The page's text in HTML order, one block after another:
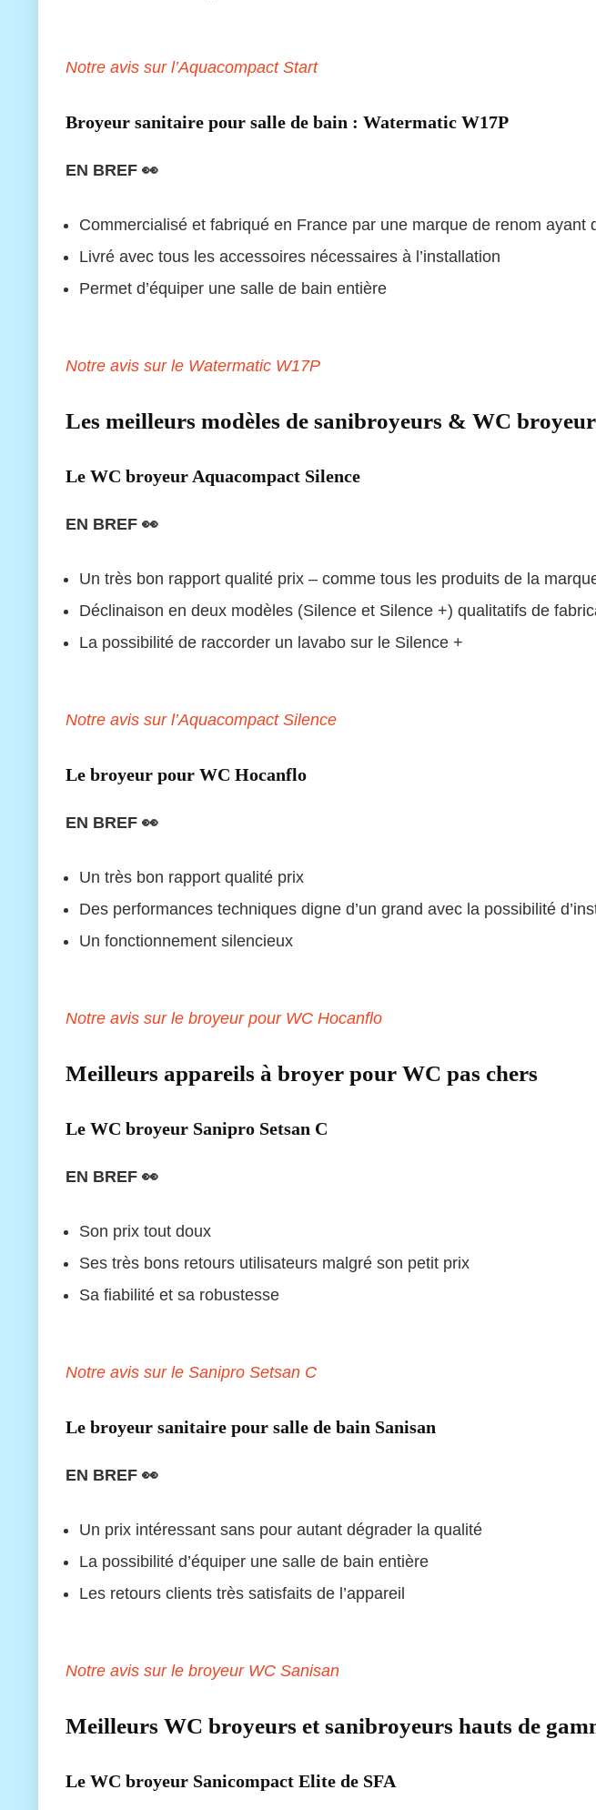
Notre avis sur l’Aquacompact Start
Broyeur sanitaire pour salle de bain : Watermatic W17P
EN BREF 👀
Commercialisé et fabriqué en France par une marque de renom
Livré avec tous les accessoires nécessaires à l’installation
Permet d’équiper une salle de bain entière
Notre avis sur le Watermatic W17P
Les meilleurs modèles de sanibroyeurs & WC
Le WC broyeur Aquacompact Silence
EN BREF 👀
Un très bon rapport qualité prix – comme tous les produits de la
Déclinaison en deux modèles (Silence et Silence +) qualitatifs de
La possibilité de raccorder un lavabo sur le Silence +
Notre avis sur l’Aquacompact Silence
Le broyeur pour WC Hocanflo
EN BREF 👀
Un très bon rapport qualité prix
Des performances techniques digne d’un grand avec la possibilité
Un fonctionnement silencieux
Notre avis sur le broyeur pour WC Hocanflo
Meilleurs appareils à broyer pour WC pas chers
Le WC broyeur Sanipro Setsan C
EN BREF 👀
Son prix tout doux
Ses très bons retours utilisateurs malgré son petit prix
Sa fiabilité et sa robustesse
Notre avis sur le Sanipro Setsan C
Le broyeur sanitaire pour salle de bain Sanisan
EN BREF 👀
Un prix intéressant sans pour autant dégrader la qualité
La possibilité d’équiper une salle de bain entière
Les retours clients très satisfaits de l’appareil
Notre avis sur le broyeur WC Sanisan
Meilleurs WC broyeurs et sanibroyeurs hauts de
Le WC broyeur Sanicompact Elite de SFA